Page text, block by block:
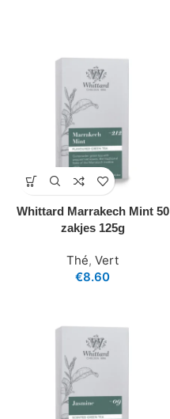
Whittard Marrakech Mint 50
zakjes 125g
Thé, Vert
€8.60